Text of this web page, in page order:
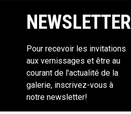
NEWSLETTER
Pour recevoir les invitations
aux vernissages et être au
courant de l'actualité de la
galerie, inscrivez-vous à
notre newsletter!